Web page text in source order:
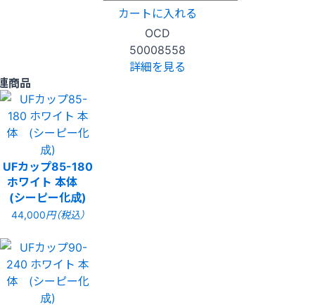
カートに入れる
OCD
50008558
詳細を見る
商品
UFカップ85-180
ホワイト 本体
(シーピー化成)
44,000円（税込）